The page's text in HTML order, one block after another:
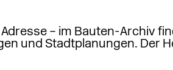
– im Bauten-Archiv
und Stadtplanungen. Der